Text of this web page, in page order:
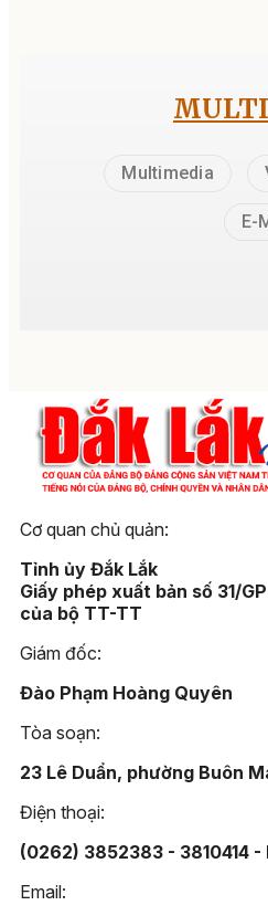
Multimedia
E-
Cơ quan chủ quản:
Tỉnh ủy Đắk Lắk
Giấy phép xuất bản số 31/
của bộ TT-TT
Giám đốc:
Đào Phạm Hoàng Quyên
Tòa soạn:
23 Lê Duẩn, phường Buôn
Điện thoại:
(0262) 3852383 - 3810414 -
Email: